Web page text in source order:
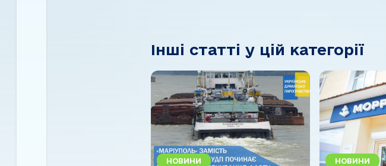
Інші статті у цій категорії
НОВИНИ НОВИНИ